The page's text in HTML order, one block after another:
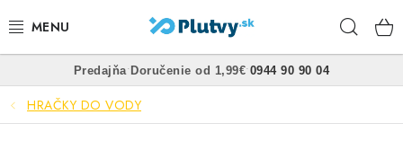
na
PLÁVANIE
ŠNORCHLOVANIE
Predajňa• Doručenie od 1,99€• 0944 90 90 04
HRAČKY DO VODY